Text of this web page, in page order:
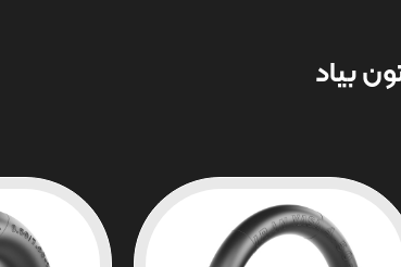
بیاد